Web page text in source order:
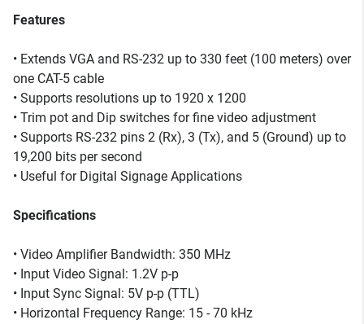
Features
• Extends VGA and RS-232 up to 330 feet (100 meters) over
one CAT-5 cable
• Supports resolutions up to 1920 x 1200
• Trim pot and Dip switches for fine video adjustment
• Supports RS-232 pins 2 (Rx), 3 (Tx), and 5 (Ground) up to
19,200 bits per second
• Useful for Digital Signage Applications
Specifications
• Video Amplifier Bandwidth: 350 MHz
• Input Video Signal: 1.2V p-p
• Input Sync Signal: 5V p-p (TTL)
• Horizontal Frequency Range: 15 - 70 kHz